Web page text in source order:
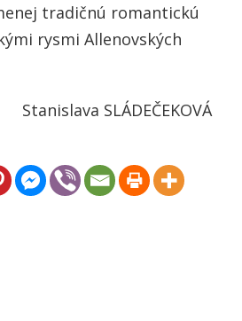
tradičnú romantickú
rysmi Allenovských
Stanislava SLÁDEČEKOVÁ